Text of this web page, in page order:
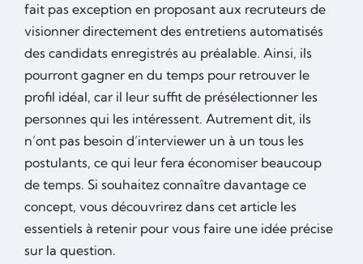
fait pas exception en proposant aux recruteurs de
visionner directement des entretiens automatisés
des candidats enregistrés au préalable. Ainsi, ils
pourront gagner en du temps pour retrouver le
profil idéal, car il leur suffit de présélectionner les
personnes qui les intéressent. Autrement dit, ils
n’ont pas besoin d’interviewer un à un tous les
postulants, ce qui leur fera économiser beaucoup
de temps. Si souhaitez connaître davantage ce
concept, vous découvrirez dans cet article les
essentiels à retenir pour vous faire une idée précise
sur la question.